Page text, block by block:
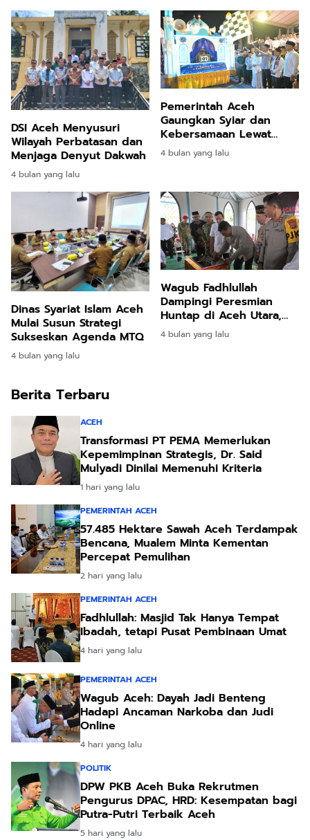
DSI Aceh Menyusuri
Wilayah Perbatasan dan
Menjaga Denyut Dakwah
4 bulan yang lalu
Pemerintah Aceh
Gaungkan Syiar dan
Kebersamaan Lewat
Pawai Takbir Idul Fitri
4 bulan yang lalu
Dinas Syariat Islam Aceh
Mulai Susun Strategi
Sukseskan Agenda MTQ
4 bulan yang lalu
Wagub Fadhlullah
Dampingi Peresmian
Huntap di Aceh Utara,
Warga Mulai Babak Baru
Pascabencana
4 bulan yang lalu
Berita Terbaru
ACEH
Transformasi PT PEMA Memerlukan
Kepemimpinan Strategis, Dr. Said
Mulyadi Dinilai Memenuhi Kriteria
1 hari yang lalu
PEMERINTAH ACEH
57.485 Hektare Sawah Aceh Terdampak
Bencana, Mualem Minta Kementan
Percepat Pemulihan
2 hari yang lalu
PEMERINTAH ACEH
Fadhlullah: Masjid Tak Hanya Tempat
Ibadah, tetapi Pusat Pembinaan Umat
4 hari yang lalu
PEMERINTAH ACEH
Wagub Aceh: Dayah Jadi Benteng
Hadapi Ancaman Narkoba dan Judi
Online
4 hari yang lalu
POLITIK
DPW PKB Aceh Buka Rekrutmen
Pengurus DPAC, HRD: Kesempatan bagi
Putra-Putri Terbaik Aceh
5 hari yang lalu